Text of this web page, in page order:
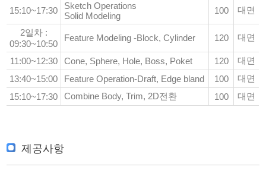
15:10~17:30
Sketch Operations
Solid Modeling
100 대면
2일차 :
09:30~10:50
Feature Modeling -Block, Cylinder 120 대면
11:00~12:30 Cone, Sphere, Hole, Boss, Poket 120
대면
13:40~15:00
Feature Operation-Draft, Edge bland 100
대면
15:10~17:30
Combine Body, Trim, 2D전환 100 대면
제공사항